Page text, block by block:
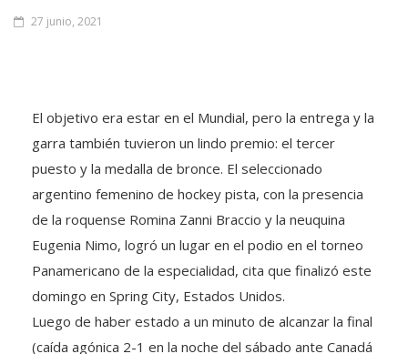
27 junio, 2021
El objetivo era estar en el Mundial, pero la entrega y la
garra también tuvieron un lindo premio: el tercer
puesto y la medalla de bronce. El seleccionado
argentino femenino de hockey pista, con la presencia
de la roquense Romina Zanni Braccio y la neuquina
Eugenia Nimo, logró un lugar en el podio en el torneo
Panamericano de la especialidad, cita que finalizó este
domingo en Spring City, Estados Unidos.
Luego de haber estado a un minuto de alcanzar la final
(caída agónica 2-1 en la noche del sábado ante Canadá